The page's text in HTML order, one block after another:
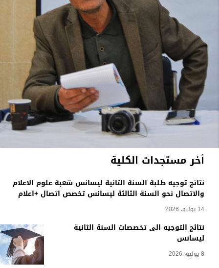
أخر مستجدات الكلية
نتائج توجيه طلبة السنة الثانية ليسانس شعبة علوم الاعلام
والاتصال نحو السنة الثالثة ليسانس تخصص اتصال +اعلام
14 يوليو، 2026
نتائج التوجيه الى تخصصات السنة الثانية
ليسانس
8 يوليو، 2026